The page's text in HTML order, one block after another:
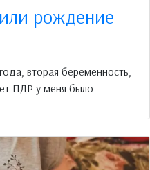
рождение
вторая беременность,
ПДР у меня было